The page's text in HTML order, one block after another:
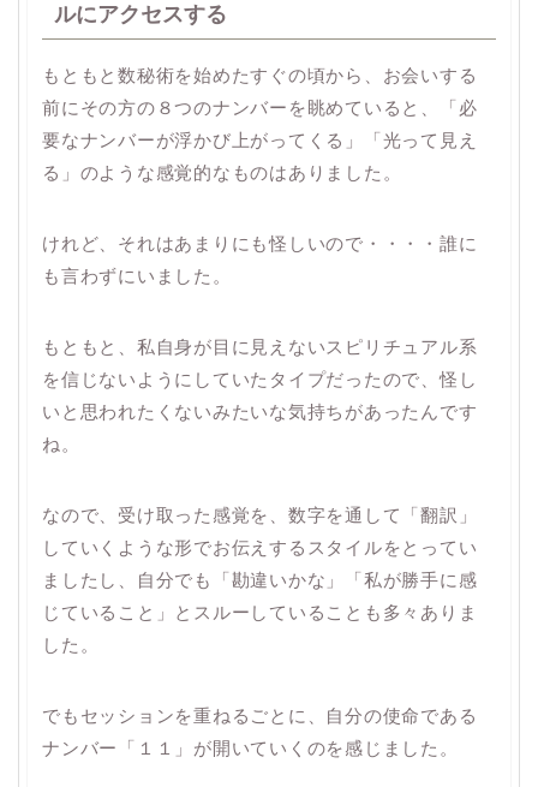
ルにアクセスする
もともと数秘術を始めたすぐの頃から、お会いする
前にその方の８つのナンバーを眺めていると、「必
要なナンバーが浮かび上がってくる」「光って見え
る」のような感覚的なものはありました。
けれど、それはあまりにも怪しいので・・・・誰に
も言わずにいました。
もともと、私自身が目に見えないスピリチュアル系
を信じないようにしていたタイプだったので、怪し
いと思われたくないみたいな気持ちがあったんです
ね。
なので、受け取った感覚を、数字を通して「翻訳」
していくような形でお伝えするスタイルをとってい
ましたし、自分でも「勘違いかな」「私が勝手に感
じていること」とスルーしていることも多々ありま
した。
でもセッションを重ねるごとに、自分の使命である
ナンバー「１１」が開いていくのを感じました。